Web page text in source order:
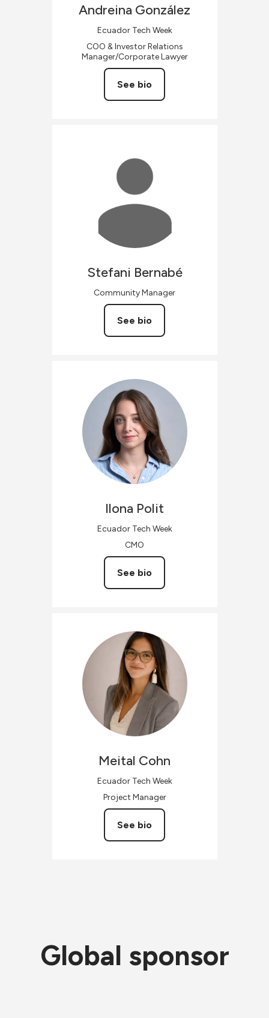
Andreina González
Ecuador Tech Week
COO & Investor Relations
Manager/Corporate Lawyer
See bio
Stefani Bernabé
Community Manager
See bio
Ilona Polit
Ecuador Tech Week
CMO
See bio
Meital Cohn
Ecuador Tech Week
Project Manager
See bio
Global sponsor